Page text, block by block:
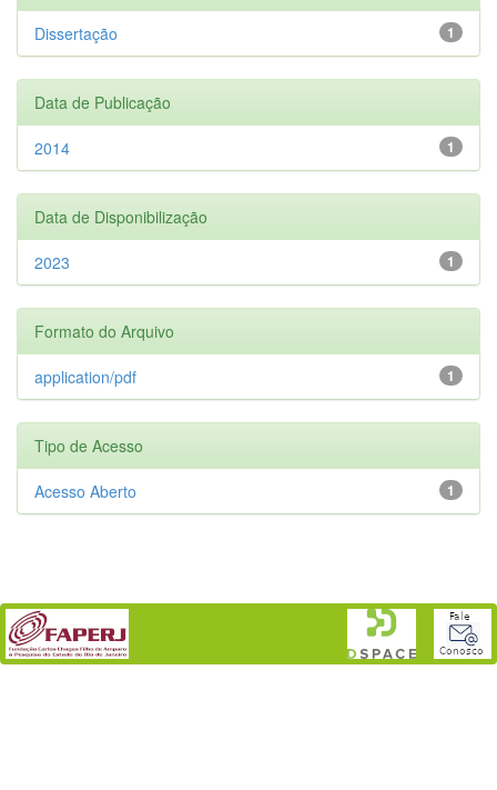
1
Dissertação
Data de Publicação
1
2014
Data de Disponibilização
1
2023
Formato do Arquivo
1
application/pdf
Tipo de Acesso
1
Acesso Aberto